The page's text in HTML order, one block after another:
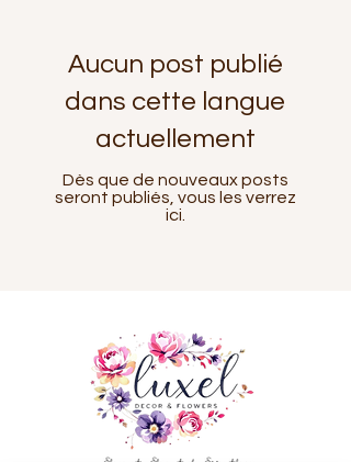
Aucun post publié
dans cette langue
actuellement
Dès que de nouveaux posts
seront publiés, vous les verrez
ici.